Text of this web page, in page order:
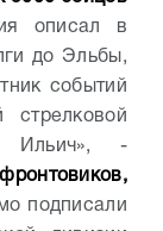
описал в
до Эльбы,
событий
стрелковой
Ильич», -
подписали